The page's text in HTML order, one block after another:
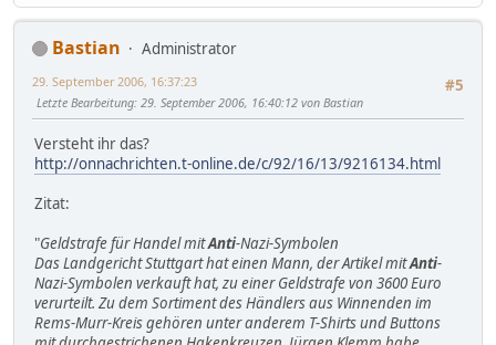
Bastian
Administrator
#5
29. September 2006, 16:37:23
Letzte Bearbeitung: 29. September 2006, 16:40:12 von Bastian
Versteht ihr das?
http://onnachrichten.t-online.de/c/92/16/13/9216134.html
Zitat:
"Geldstrafe für Handel mitAnti-Nazi-Symbolen
Das Landgericht Stuttgart hat einen Mann, der Artikel mitAnti-
Nazi-Symbolen verkauft hat, zu einer Geldstrafe von 3600 Euro
verurteilt. Zu dem Sortiment des Händlers aus Winnenden im
Rems-Murr-Kreis gehören unter anderem T-Shirts und Buttons